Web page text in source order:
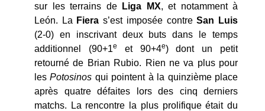
sur les terrains de
Liga MX, et notamment à
León. La Fiera s’est imposée contreSan Luis
(2-0) en inscrivant deux buts dans le temps
additionnel (90+1e et 90+4e) dont un petit
retourné de Brian Rubio. Rien ne va plus pour
lesPotosinos qui pointent à la quinzième place
après quatre défaites lors des cinq derniers
matchs. La rencontre la plus prolifique était du